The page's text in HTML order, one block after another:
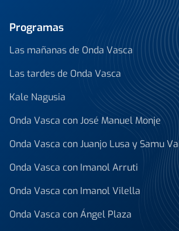
Programas
Las mañanas de Onda Vasca
Las tardes de Onda Vasca
Kale Nagusia
Onda Vasca con José Manuel Monje
Onda Vasca con Juanjo Lusa y Samu
Onda Vasca con Imanol Arruti
Onda Vasca con Imanol Vilella
Onda Vasca con Ángel Plaza